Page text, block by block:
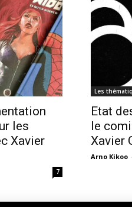
les
Xavier
7
Les
Etat
le
Xavier
Arno Kikoo -